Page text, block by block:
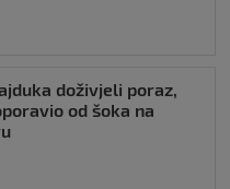
doživjeli poraz,
od šoka na